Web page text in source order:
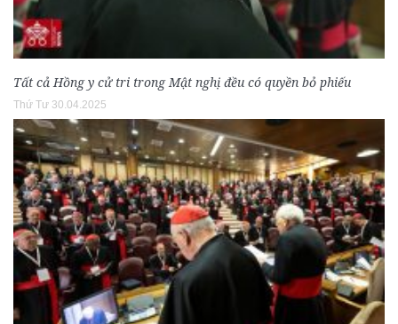
Tất cả Hồng y cử tri trong Mật nghị đều có quyền bỏ phiếu
Thứ Tư 30.04.2025